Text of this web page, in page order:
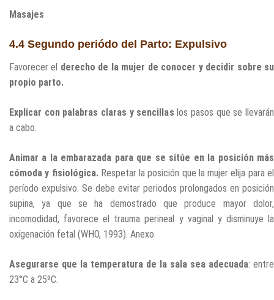
Masajes
4.4 Segundo periódo del Parto: Expulsivo
Favorecer el derecho de la mujer de conocer y decidir sobre su
propio parto.
Explicar con palabras claras y sencillas los pasos que se llevarán
a cabo.
Animar a la embarazada para que se sitúe en la posición más
cómoda y fisiológica.Respetar la posición que la mujer elija para el
período expulsivo. Se debe evitar periodos prolongados en posición
supina, ya que se ha demostrado que produce mayor dolor,
incomodidad, favorece el trauma perineal y vaginal y disminuye la
oxigenación fetal (WHO, 1993). Anexo
Asegurarse que la temperatura de la sala sea adecuada: entre
23°C a 25ºC.